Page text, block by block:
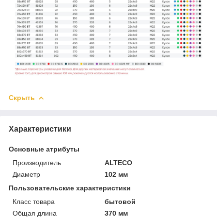
Скрыть
Характеристики
Основные атрибуты
Производитель
ALTECO
Диаметр
102 мм
Пользовательские характеристики
Класс товара
бытовой
Общая длина
370 мм